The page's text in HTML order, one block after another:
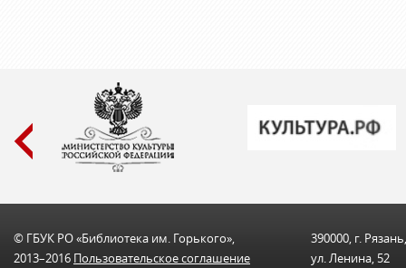
© ГБУК РО «Библиотека им. Горького»,
2013–2016 Пользовательскоe соглашениe
390000, г. Рязань,
ул. Ленина, 52